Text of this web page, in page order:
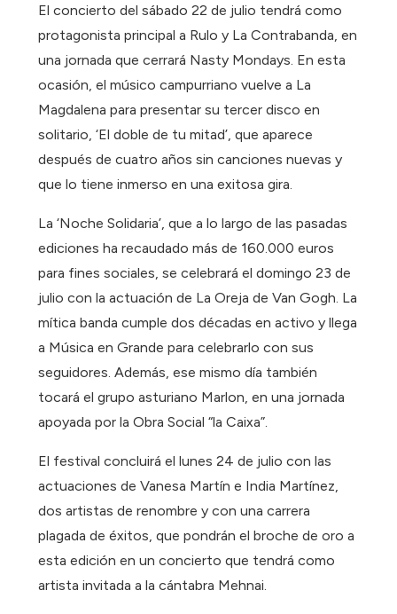
El concierto del sábado 22 de julio tendrá como
protagonista principal a Rulo y La Contrabanda, en
una jornada que cerrará Nasty Mondays. En esta
ocasión, el músico campurriano vuelve a La
Magdalena para presentar su tercer disco en
solitario, ‘El doble de tu mitad’, que aparece
después de cuatro años sin canciones nuevas y
que lo tiene inmerso en una exitosa gira.
La ‘Noche Solidaria’, que a lo largo de las pasadas
ediciones ha recaudado más de 160.000 euros
para fines sociales, se celebrará el domingo 23 de
julio con la actuación de La Oreja de Van Gogh. La
mítica banda cumple dos décadas en activo y llega
a Música en Grande para celebrarlo con sus
seguidores. Además, ese mismo día también
tocará el grupo asturiano Marlon, en una jornada
apoyada por la Obra Social “la Caixa”.
El festival concluirá el lunes 24 de julio con las
actuaciones de Vanesa Martín e India Martínez,
dos artistas de renombre y con una carrera
plagada de éxitos, que pondrán el broche de oro a
esta edición en un concierto que tendrá como
artista invitada a la cántabra Mehnai.